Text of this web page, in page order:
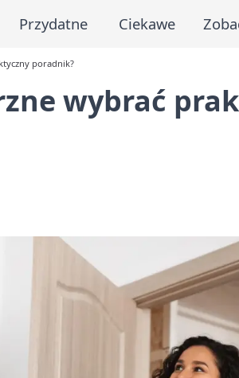
Przydatne Ciekawe
poradnik?
wybrać